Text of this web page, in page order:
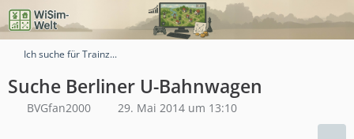
Ich suche für Trainz...
Suche Berliner U-Bahnwagen
BVGfan2000 29. Mai 2014 um 13:10